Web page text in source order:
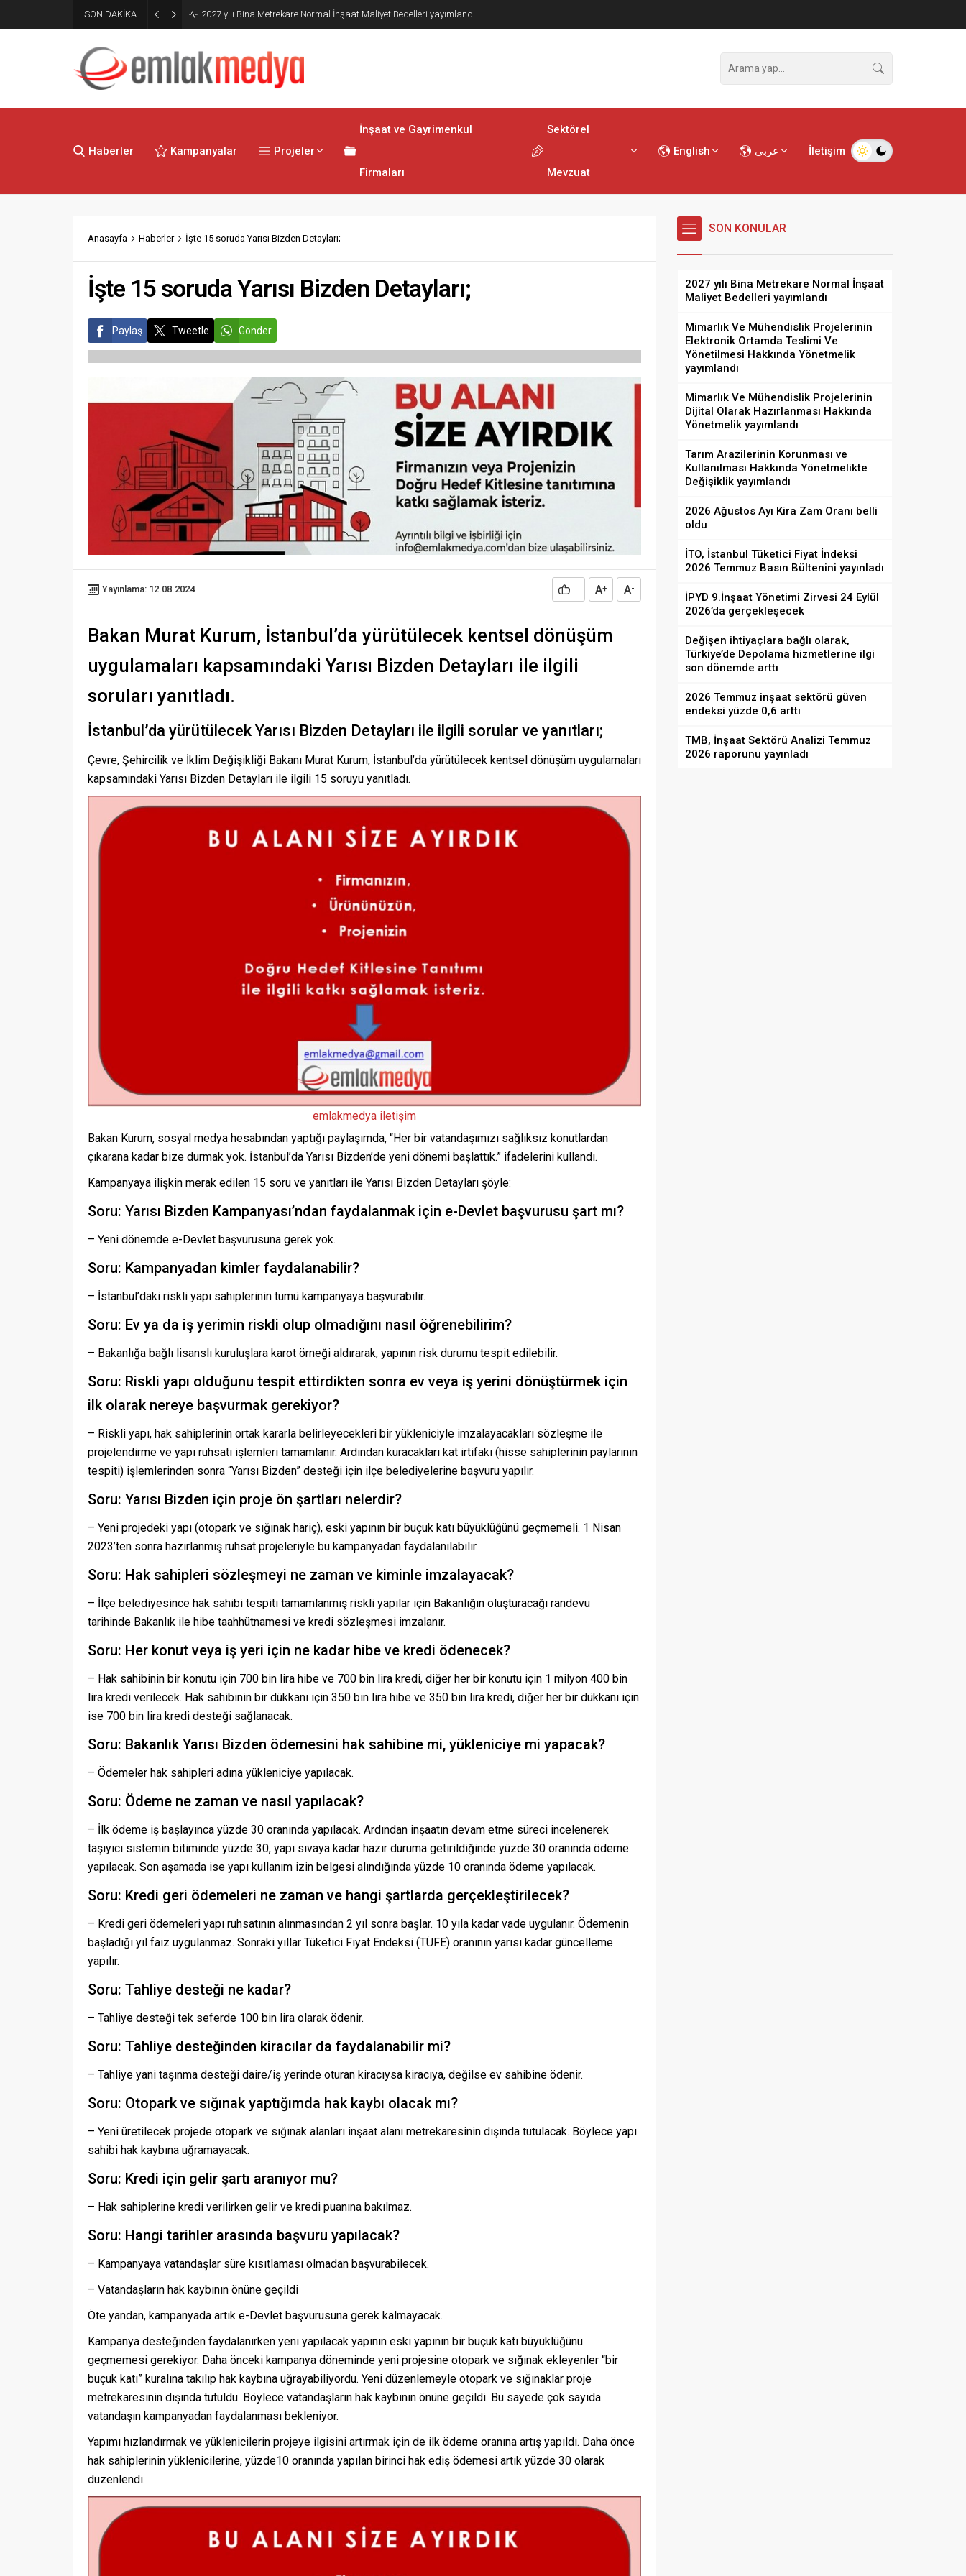
SON DAKİKA
Mimarlık Ve Mühendislik Projelerinin Elektronik Ortamda Teslimi Ve Yönetilmesi
Hakkında Yönetmelik yayımlandı
Haberler Kampanyalar Projeler
İnşaat ve Gayrimenkul
Firmaları
Sektörel
Mevzuat
English عربي İletişim
Anasayfa Haberler İşte 15 soruda Yarısı Bizden Detayları;
İşte 15 soruda Yarısı Bizden Detayları;
Paylaş Tweetle Gönder
Yayınlama: 12.08.2024 A+ A-
Bakan Murat Kurum, İstanbul’da yürütülecek kentsel dönüşüm
uygulamaları kapsamındaki Yarısı Bizden Detayları ile ilgili
soruları yanıtladı.
İstanbul’da yürütülecek Yarısı Bizden Detayları ile ilgili sorular ve yanıtları;
Çevre, Şehircilik ve İklim Değişikliği Bakanı Murat Kurum, İstanbul’da yürütülecek kentsel dönüşüm uygulamaları
kapsamındaki Yarısı Bizden Detayları ile ilgili 15 soruyu yanıtladı.
emlakmedya iletişim
Bakan Kurum, sosyal medya hesabından yaptığı paylaşımda, “Her bir vatandaşımızı sağlıksız konutlardan
çıkarana kadar bize durmak yok. İstanbul’da Yarısı Bizden’de yeni dönemi başlattık.” ifadelerini kullandı.
Kampanyaya ilişkin merak edilen 15 soru ve yanıtları ile Yarısı Bizden Detayları şöyle:
Soru: Yarısı Bizden Kampanyası’ndan faydalanmak için e-Devlet başvurusu şart mı?
– Yeni dönemde e-Devlet başvurusuna gerek yok.
Soru: Kampanyadan kimler faydalanabilir?
– İstanbul’daki riskli yapı sahiplerinin tümü kampanyaya başvurabilir.
Soru: Ev ya da iş yerimin riskli olup olmadığını nasıl öğrenebilirim?
– Bakanlığa bağlı lisanslı kuruluşlara karot örneği aldırarak, yapının risk durumu tespit edilebilir.
Soru: Riskli yapı olduğunu tespit ettirdikten sonra ev veya iş yerini dönüştürmek için
ilk olarak nereye başvurmak gerekiyor?
– Riskli yapı, hak sahiplerinin ortak kararla belirleyecekleri bir yükleniciyle imzalayacakları sözleşme ile
projelendirme ve yapı ruhsatı işlemleri tamamlanır. Ardından kuracakları kat irtifakı (hisse sahiplerinin paylarının
tespiti) işlemlerinden sonra “Yarısı Bizden” desteği için ilçe belediyelerine başvuru yapılır.
Soru: Yarısı Bizden için proje ön şartları nelerdir?
– Yeni projedeki yapı (otopark ve sığınak hariç), eski yapının bir buçuk katı büyüklüğünü geçmemeli. 1 Nisan
2023’ten sonra hazırlanmış ruhsat projeleriyle bu kampanyadan faydalanılabilir.
Soru: Hak sahipleri sözleşmeyi ne zaman ve kiminle imzalayacak?
– İlçe belediyesince hak sahibi tespiti tamamlanmış riskli yapılar için Bakanlığın oluşturacağı randevu
tarihinde Bakanlık ile hibe taahhütnamesi ve kredi sözleşmesi imzalanır.
Soru: Her konut veya iş yeri için ne kadar hibe ve kredi ödenecek?
– Hak sahibinin bir konutu için 700 bin lira hibe ve 700 bin lira kredi, diğer her bir konutu için 1 milyon 400 bin
lira kredi verilecek. Hak sahibinin bir dükkanı için 350 bin lira hibe ve 350 bin lira kredi, diğer her bir dükkanı için
ise 700 bin lira kredi desteği sağlanacak.
Soru: Bakanlık Yarısı Bizden ödemesini hak sahibine mi, yükleniciye mi yapacak?
– Ödemeler hak sahipleri adına yükleniciye yapılacak.
Soru: Ödeme ne zaman ve nasıl yapılacak?
– İlk ödeme iş başlayınca yüzde 30 oranında yapılacak. Ardından inşaatın devam etme süreci incelenerek
taşıyıcı sistemin bitiminde yüzde 30, yapı sıvaya kadar hazır duruma getirildiğinde yüzde 30 oranında ödeme
yapılacak. Son aşamada ise yapı kullanım izin belgesi alındığında yüzde 10 oranında ödeme yapılacak.
Soru: Kredi geri ödemeleri ne zaman ve hangi şartlarda gerçekleştirilecek?
– Kredi geri ödemeleri yapı ruhsatının alınmasından 2 yıl sonra başlar. 10 yıla kadar vade uygulanır. Ödemenin
başladığı yıl faiz uygulanmaz. Sonraki yıllar Tüketici Fiyat Endeksi (TÜFE) oranının yarısı kadar güncelleme
yapılır.
Soru: Tahliye desteği ne kadar?
– Tahliye desteği tek seferde 100 bin lira olarak ödenir.
Soru: Tahliye desteğinden kiracılar da faydalanabilir mi?
– Tahliye yani taşınma desteği daire/iş yerinde oturan kiracıysa kiracıya, değilse ev sahibine ödenir.
Soru: Otopark ve sığınak yaptığımda hak kaybı olacak mı?
– Yeni üretilecek projede otopark ve sığınak alanları inşaat alanı metrekaresinin dışında tutulacak. Böylece yapı
sahibi hak kaybına uğramayacak.
Soru: Kredi için gelir şartı aranıyor mu?
– Hak sahiplerine kredi verilirken gelir ve kredi puanına bakılmaz.
Soru: Hangi tarihler arasında başvuru yapılacak?
– Kampanyaya vatandaşlar süre kısıtlaması olmadan başvurabilecek.
– Vatandaşların hak kaybının önüne geçildi
Öte yandan, kampanyada artık e-Devlet başvurusuna gerek kalmayacak.
Kampanya desteğinden faydalanırken yeni yapılacak yapının eski yapının bir buçuk katı büyüklüğünü
geçmemesi gerekiyor. Daha önceki kampanya döneminde yeni projesine otopark ve sığınak ekleyenler “bir
buçuk katı” kuralına takılıp hak kaybına uğrayabiliyordu. Yeni düzenlemeyle otopark ve sığınaklar proje
metrekaresinin dışında tutuldu. Böylece vatandaşların hak kaybının önüne geçildi. Bu sayede çok sayıda
vatandaşın kampanyadan faydalanması bekleniyor.
Yapımı hızlandırmak ve yüklenicilerin projeye ilgisini artırmak için de ilk ödeme oranına artış yapıldı. Daha önce
hak sahiplerinin yüklenicilerine, yüzde10 oranında yapılan birinci hak ediş ödemesi artık yüzde 30 olarak
düzenlendi.
SON KONULAR
2027 yılı Bina Metrekare Normal İnşaat
Maliyet Bedelleri yayımlandı
Mimarlık Ve Mühendislik Projelerinin
Elektronik Ortamda Teslimi Ve
Yönetilmesi Hakkında Yönetmelik
yayımlandı
Mimarlık Ve Mühendislik Projelerinin
Dijital Olarak Hazırlanması Hakkında
Yönetmelik yayımlandı
Tarım Arazilerinin Korunması ve
Kullanılması Hakkında Yönetmelikte
Değişiklik yayımlandı
2026 Ağustos Ayı Kira Zam Oranı belli
oldu
İTO, İstanbul Tüketici Fiyat İndeksi
2026 Temmuz Basın Bültenini yayınladı
İPYD 9.İnşaat Yönetimi Zirvesi 24 Eylül
2026’da gerçekleşecek
Değişen ihtiyaçlara bağlı olarak,
Türkiye’de Depolama hizmetlerine ilgi
son dönemde arttı
2026 Temmuz inşaat sektörü güven
endeksi yüzde 0,6 arttı
TMB, İnşaat Sektörü Analizi Temmuz
2026 raporunu yayınladı